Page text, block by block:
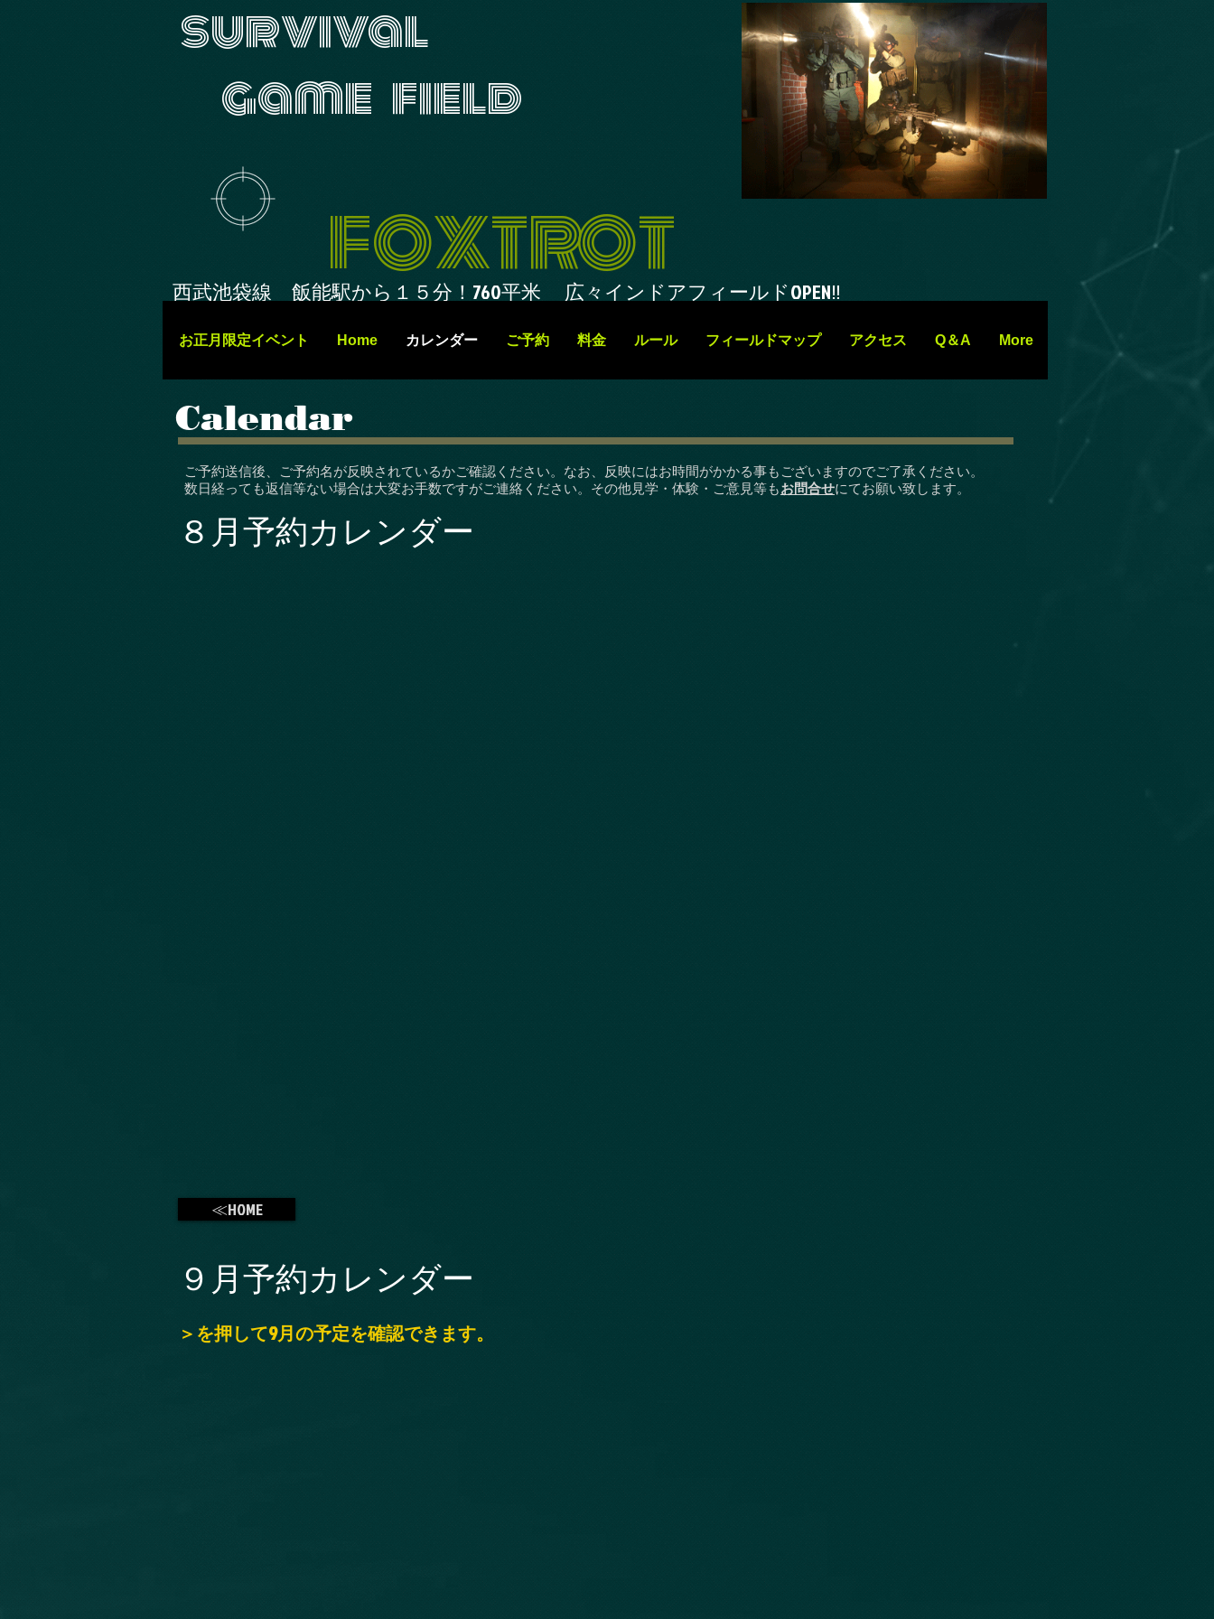
survival
game field
FOXTROT
西武池袋線 飯能駅から１５分！760平米 広々インドアフィールドOPEN‼︎
お正月限定イベント Home カレンダー ご予約 料金 ルール フィールドマップ アクセス Q＆A More
Calendar
ご予約送信後、ご予約名が反映されているかご確認ください。なお、反映にはお時間がかかる事もございますのでご了承ください。
数日経っても返信等ない場合は大変お手数ですがご連絡ください。その他見学・体験・ご意見等もお問合せにてお願い致します。
​８月予約カレンダー
≪HOME
​９月予約カレンダー
＞を押して9月の予定を確認できます。